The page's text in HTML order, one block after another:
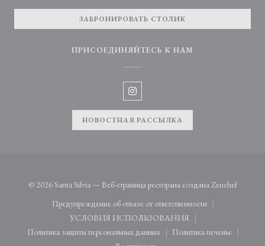
ЗАБРОНИРОВАТЬ СТОЛИК
ПРИСОЕДИНЯЙТЕСЬ К НАМ
Instagram ((открывается в новом
НОВОСТНАЯ РАССЫЛКА
© 2026 Santa Silvia — Веб-страница ресторана созданаZenchef
Предупреждение об отказе от ответственности
((открывается в новом окне))
УСЛОВИЯ ИСПОЛЬЗОВАНИЯ
((открывается в новом окне))
Политика защиты персональных данных
((открывается в новом окне))
Политика печенье
((открывается в